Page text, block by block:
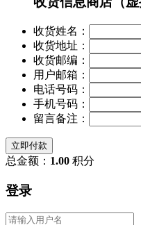
收货姓名：
收货地址：
收货邮编：
用户邮箱：
电话号码：
手机号码：
留言备注：
立即付款
总金额： 1.00 积分
登录